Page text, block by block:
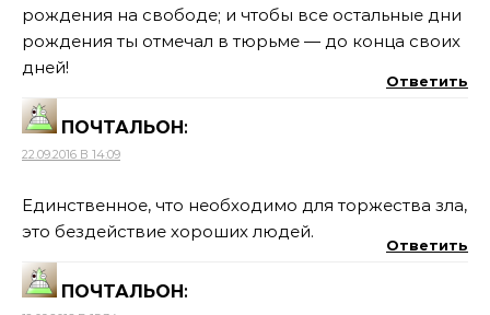
рождения на свободе; и чтобы все остальные дни
рождения ты отмечал в тюрьме — до конца своих
дней!
Ответить
ПОЧТАЛЬОН:
22.09.2016 В 14:09
Единственное, что необходимо для торжества зла,
это бездействие хороших людей.
Ответить
ПОЧТАЛЬОН: